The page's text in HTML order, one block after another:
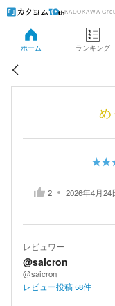
KADOKAWA
ホーム ランキング
め
2 2026年4月24
レビュワー
@saicron
@saicron
レビュー投稿58件